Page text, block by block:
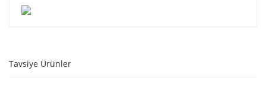
Tavsiye Ürünler